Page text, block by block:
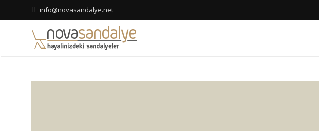
info@novasandalye.net